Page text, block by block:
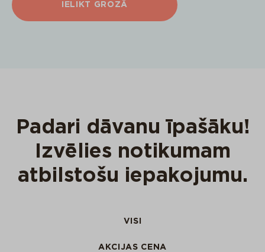
IELIKT GROZĀ
Padari dāvanu īpašāku!
Izvēlies notikumam
atbilstošu iepakojumu.
VISI
AKCIJAS CENA